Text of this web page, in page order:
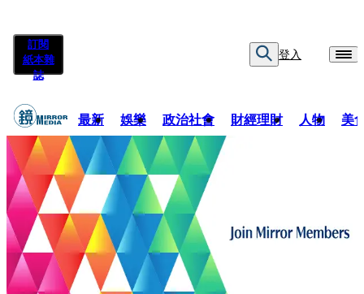
訂閱
紙本雜
誌
登入
最新 娛樂 政治社會 財經理財 人物 美